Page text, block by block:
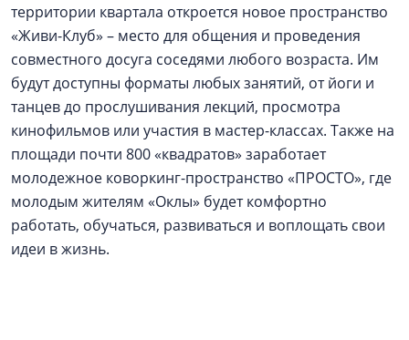
территории квартала откроется новое пространство
«Живи-Клуб» – место для общения и проведения
совместного досуга соседями любого возраста. Им
будут доступны форматы любых занятий, от йоги и
танцев до прослушивания лекций, просмотра
кинофильмов или участия в мастер-классах. Также на
площади почти 800 «квадратов» заработает
молодежное коворкинг-пространство «ПРОСТО», где
молодым жителям «Оклы» будет комфортно
работать, обучаться, развиваться и воплощать свои
идеи в жизнь.